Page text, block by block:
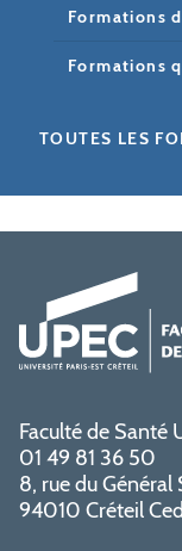
Formations
Formations
TOUTES LES
Faculté de Santé
01 49 81 36 50
8, rue du Général
94010 Créteil